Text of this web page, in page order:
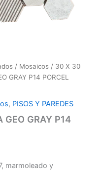
/ Mosaicos / 30 X 30
GRAY P14 PORCEL
, PISOS Y PAREDES
GEO GRAY P14
marmoleado y